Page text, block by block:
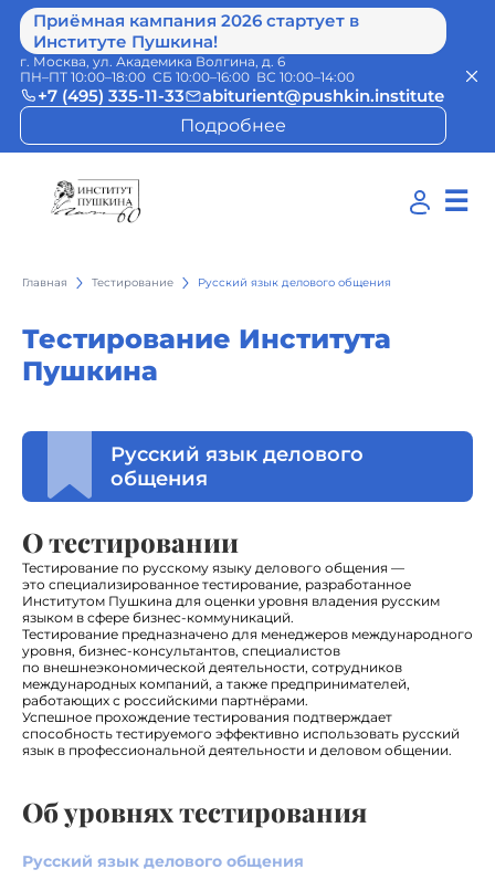
Приёмная кампания 2026 стартует в
Институте Пушкина!
г. Москва, ул. Академика Волгина, д. 6
ПН–ПТ 10:00–18:00 СБ 10:00–16:00 ВС 10:00–14:00
+7 (495) 335-11-33
abiturient@pushkin.institute
Подробнее
☰
Главная Тестирование Русский язык делового общения
Тестирование Института
Пушкина
Русский язык делового
общения
О тестировании
Тестирование по русскому языку делового общения —
это специализированное тестирование, разработанное
Институтом Пушкина для оценки уровня владения русским
языком в сфере бизнес-коммуникаций.
Тестирование предназначено для менеджеров международного
уровня, бизнес-консультантов, специалистов
по внешнеэкономической деятельности, сотрудников
международных компаний, а также предпринимателей,
работающих с российскими партнёрами.
Успешное прохождение тестирования подтверждает
способность тестируемого эффективно использовать русский
язык в профессиональной деятельности и деловом общении.
Об уровнях тестирования
Русский язык делового общения